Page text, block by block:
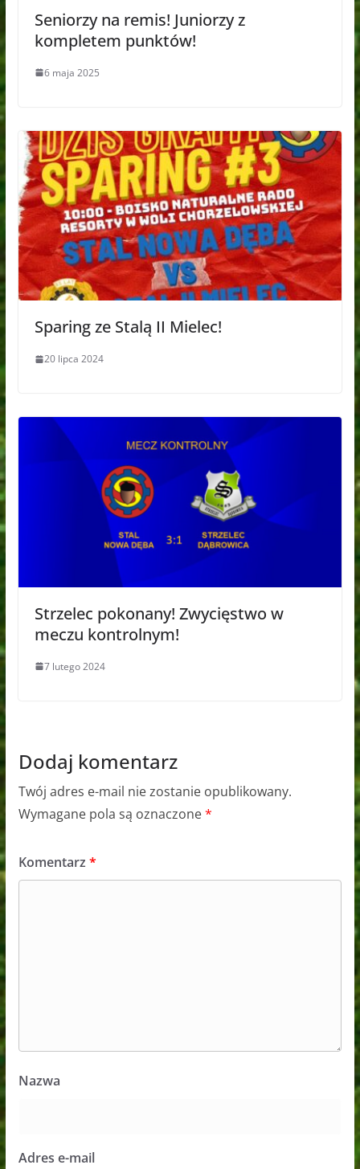
Seniorzy na remis! Juniorzy z
kompletem punktów!
6 maja 2025
Sparing ze Stalą II Mielec!
20 lipca 2024
Strzelec pokonany! Zwycięstwo w
meczu kontrolnym!
7 lutego 2024
Dodaj komentarz
Twój adres e-mail nie zostanie opublikowany.
Wymagane pola są oznaczone*
Komentarz *
Nazwa
Adres e-mail